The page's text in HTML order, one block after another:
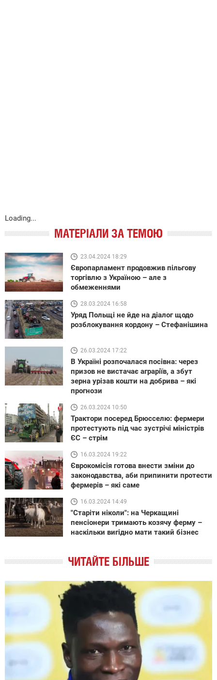
Loading...
МАТЕРІАЛИ ЗА ТЕМОЮ
23.04.2024 18:29
Європарламент продовжив пільгову
торгівлю з Україною – але з
обмеженнями
28.03.2024 16:58
Уряд Польщі не йде на діалог щодо
розблокування кордону – Стефанішина
26.03.2024 17:22
В Україні розпочалася посівна: через
призов не вистачає аграріїв, а збут
зерна урізав кошти на добрива – які
прогнози
26.03.2024 10:50
Трактори посеред Брюсселю: фермери
протестують під час зустрічі міністрів
ЄС – стрім
16.03.2024 19:22
Єврокомісія готова внести зміни до
законодавства, аби припинити протести
фермерів – які саме
16.03.2024 14:49
"Старіти ніколи": на Черкащині
пенсіонери тримають козячу ферму –
наскільки вигідно мати такий бізнес
ЧИТАЙТЕ БІЛЬШЕ